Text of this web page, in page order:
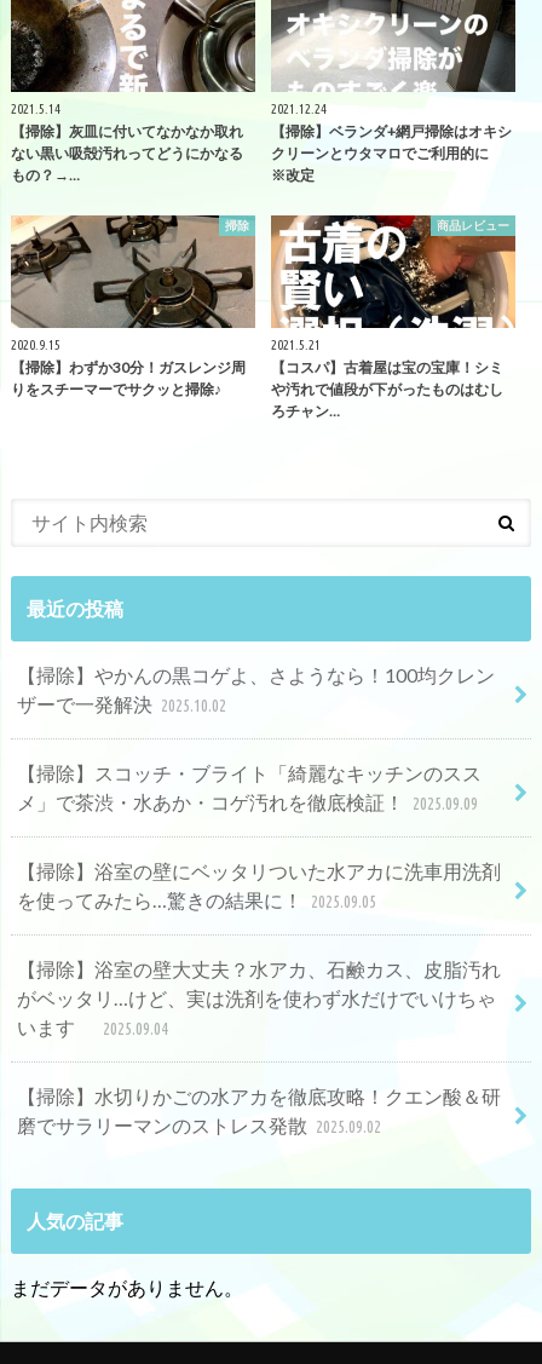
2021.5.14
【掃除】灰皿に付いてなかなか取れ
ない黒い吸殻汚れってどうにかなる
もの？→…
2021.12.24
【掃除】ベランダ+網戸掃除はオキシ
クリーンとウタマロでご利用的に
※改定
掃除
2020.9.15
【掃除】わずか30分！ガスレンジ周
りをスチーマーでサクッと掃除♪
商品レビュー
2021.5.21
【コスパ】古着屋は宝の宝庫！シミ
や汚れで値段が下がったものはむし
ろチャン…
最近の投稿
【掃除】やかんの黒コゲよ、さようなら！100均クレン
ザーで一発解決 2025.10.02
【掃除】スコッチ・ブライト「綺麗なキッチンのスス
メ」で茶渋・水あか・コゲ汚れを徹底検証！
2025.09.09
【掃除】浴室の壁にベッタリついた水アカに洗車用洗剤
を使ってみたら…驚きの結果に！
2025.09.05
【掃除】浴室の壁大丈夫？水アカ、石鹸カス、皮脂汚れ
がベッタリ…けど、実は洗剤を使わず水だけでいけちゃ
います
2025.09.04
【掃除】水切りかごの水アカを徹底攻略！クエン酸＆研
磨でサラリーマンのストレス発散 2025.09.02
人気の記事
まだデータがありません。